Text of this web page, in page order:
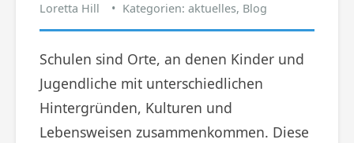
Loretta Hill
Kategorien: aktuelles, Blog
Schulen sind Orte, an denen Kinder und
Jugendliche mit unterschiedlichen
Hintergründen, Kulturen und
Lebensweisen zusammenkommen. Diese